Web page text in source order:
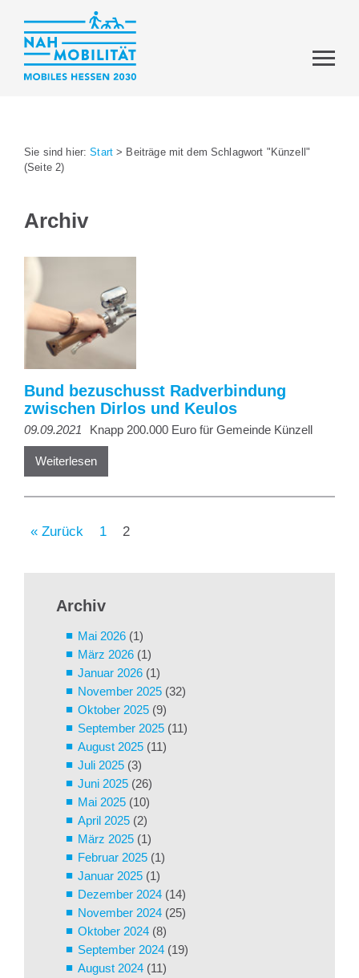
Sie sind hier:Start > Beiträge mit dem Schlagwort "Künzell"
(Seite 2)
Archiv
Bund bezuschusst Radverbindung
zwischen Dirlos und Keulos
09.09.2021 Knapp 200.000 Euro für Gemeinde Künzell
Weiterlesen
« Zurück 1 2
Archiv
Mai 2026 (1)
März 2026 (1)
Januar 2026 (1)
November 2025 (32)
Oktober 2025 (9)
September 2025 (11)
August 2025 (11)
Juli 2025 (3)
Juni 2025 (26)
Mai 2025 (10)
April 2025 (2)
März 2025 (1)
Februar 2025 (1)
Januar 2025 (1)
Dezember 2024 (14)
November 2024 (25)
Oktober 2024 (8)
September 2024 (19)
August 2024 (11)